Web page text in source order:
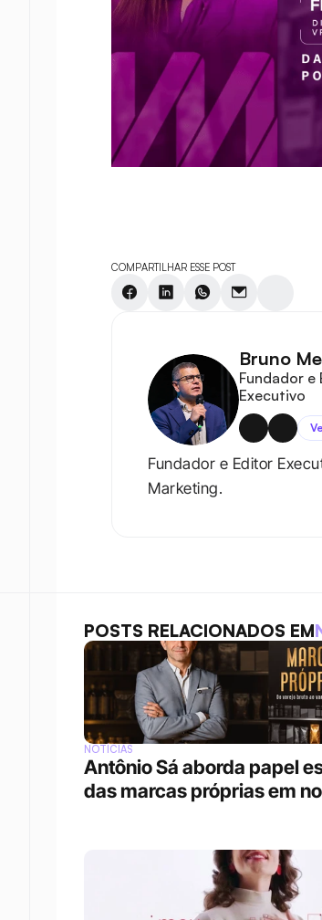
COMPARTILHAR ESSE POST
Bruno
Fundador e
Executivo
Fundador e Editor
Marketing.
POSTS RELACIONADOS EM
NOTÍCIAS
Antônio Sá aborda papel
das marcas próprias em